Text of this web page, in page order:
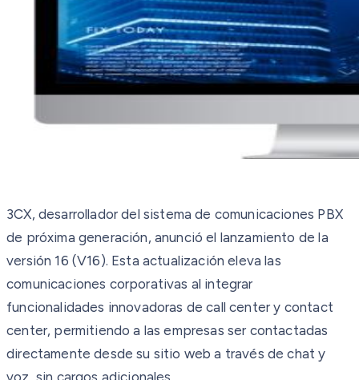
3CX, desarrollador del sistema de comunicaciones PBX
de próxima generación, anunció el lanzamiento de la
versión 16 (V16). Esta actualización eleva las
comunicaciones corporativas al integrar
funcionalidades innovadoras de call center y contact
center, permitiendo a las empresas ser contactadas
directamente desde su sitio web a través de chat y
voz, sin cargos adicionales.